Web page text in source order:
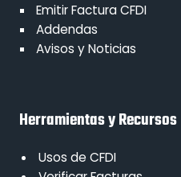
Emitir Factura CFDI
Addendas
Avisos y Noticias
Herramientas y Recursos
Usos de CFDI